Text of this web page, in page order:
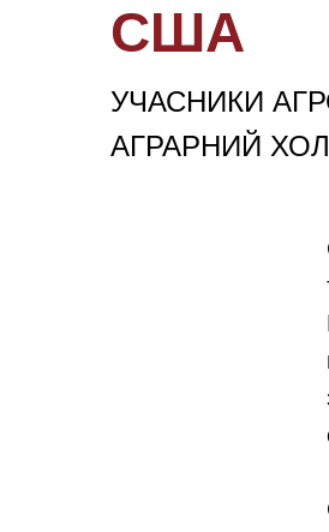
США
УЧАСНИКИ
АГРАРНИЙ